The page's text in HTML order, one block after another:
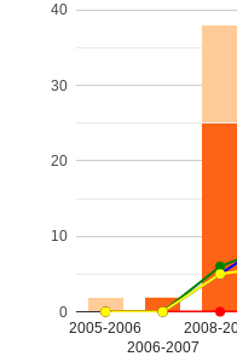
2005-2006
2006-2007
2008-
0
10
20
30
40